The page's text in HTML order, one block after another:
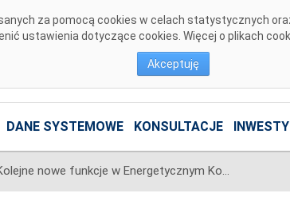
za pomocą cookies w celach statystycznych
ustawienia dotyczące cookies. Więcej o plikach
Akceptuję
DANE SYSTEMOWE KONSULTACJE
Kolejne nowe funkcje w Energetycznym Kompasie